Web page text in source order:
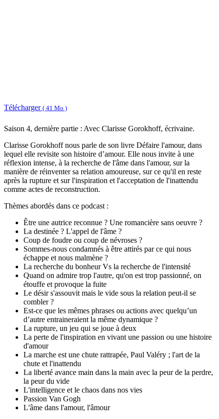
Télécharger ( 41 Mo )
Saison 4, dernière partie : Avec Clarisse Gorokhoff, écrivaine.
Clarisse Gorokhoff nous parle de son livre Défaire l'amour, dans
lequel elle revisite son histoire d’amour. Elle nous invite à une
réflexion intense, à la recherche de l'âme dans l'amour, sur la
manière de réinventer sa relation amoureuse, sur ce qu'il en reste
après la rupture et sur l'inspiration et l'acceptation de l'inattendu
comme actes de reconstruction.
Thèmes abordés dans ce podcast :
Être une autrice reconnue ? Une romancière sans oeuvre ?
La destinée ? L'appel de l'âme ?
Coup de foudre ou coup de névroses ?
Sommes-nous condamnés à être attirés par ce qui nous
échappe et nous malmène ?
La recherche du bonheur Vs la recherche de l'intensité
Quand on admire trop l'autre, qu'on est trop passionné, on
étouffe et provoque la fuite
Le désir s'assouvit mais le vide sous la relation peut-il se
combler ?
Est-ce que les mêmes phrases ou actions avec quelqu’un
d’autre entraineraient la même dynamique ?
La rupture, un jeu qui se joue à deux
La perte de l'inspiration en vivant une passion ou une histoire
d'amour
La marche est une chute rattrapée, Paul Valéry ; l'art de la
chute et l'inattendu
La liberté avance main dans la main avec la peur de la perdre,
la peur du vide
L'intelligence et le chaos dans nos vies
Passion Van Gogh
L'âme dans l'amour, l'âmour